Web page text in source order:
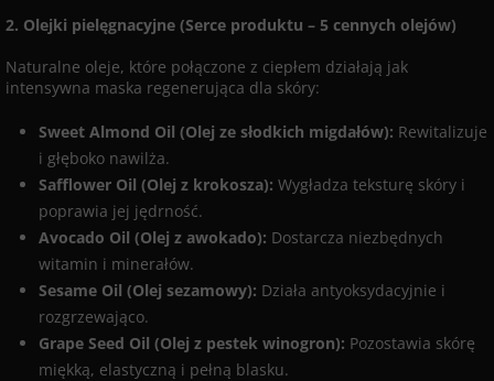
2. Olejki pielęgnacyjne (Serce produktu – 5 cennych olejów)
Naturalne oleje, które połączone z ciepłem działają jak
intensywna maska regenerująca dla skóry:
Sweet Almond Oil (Olej ze słodkich migdałów): Rewitalizuje
i głęboko nawilża.
Safflower Oil (Olej z krokosza): Wygładza teksturę skóry i
poprawia jej jędrność.
Avocado Oil (Olej z awokado): Dostarcza niezbędnych
witamin i minerałów.
Sesame Oil (Olej sezamowy): Działa antyoksydacyjnie i
rozgrzewająco.
Grape Seed Oil (Olej z pestek winogron): Pozostawia skórę
miękką, elastyczną i pełną blasku.